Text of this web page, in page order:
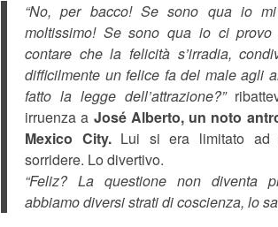
“No, per bacco! Se sono qua io
moltissimo! Se sono qua io ci
contare che la felicità s’irradia,
difficilmente un felice fa del male agli
fatto la legge dell’attrazione?”
irruenza a José Alberto, un noto
Mexico City.Lui si era limitato ad
sorridere. Lo divertivo.
“Feliz? La questione non diventa
abbiamo diversi strati di coscienza, lo